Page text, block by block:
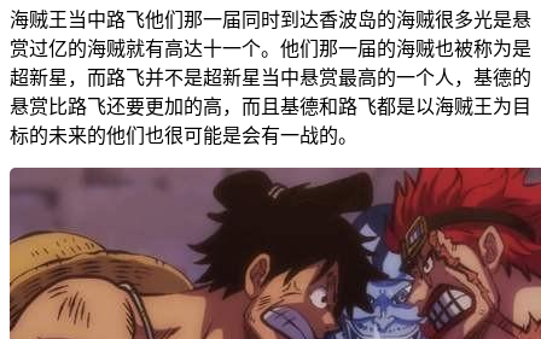
海贼王当中路飞他们那一届同时到达香波岛的海贼很多光是悬
赏过亿的海贼就有高达十一个。他们那一届的海贼也被称为是
超新星，而路飞并不是超新星当中悬赏最高的一个人，基德的
悬赏比路飞还要更加的高，而且基德和路飞都是以海贼王为目
标的未来的他们也很可能是会有一战的。